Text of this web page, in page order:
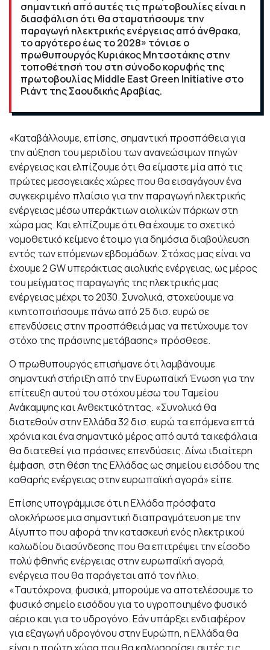
σημαντική από αυτές τις πρωτοβουλίες είναι η
διασφάλιση ότι θα σταματήσουμε την
παραγωγή ηλεκτρικής ενέργειας από άνθρακα,
το αργότερο έως το 2028» τόνισε ο
πρωθυπουργός Κυριάκος Μητσοτάκης στην
τοποθέτησή του στη σύνοδο κορυφής της
πρωτοβουλίας Middle East Green Initiative στο
Ριάντ της Σαουδικής Αραβίας.
«Καταβάλλουμε, επίσης, σημαντική προσπάθεια για
την αύξηση του μεριδίου των ανανεώσιμων πηγών
ενέργειας και ελπίζουμε ότι θα είμαστε μία από τις
πρώτες μεσογειακές χώρες που θα εισαγάγουν ένα
συγκεκριμένο πλαίσιο για την παραγωγή ηλεκτρικής
ενέργειας μέσω υπεράκτιων αιολικών πάρκων στη
χώρα μας. Και ελπίζουμε ότι θα έχουμε το σχετικό
νομοθετικό κείμενο έτοιμο για δημόσια διαβούλευση
εντός των επόμενων εβδομάδων. Στόχος μας είναι να
έχουμε 2 GW υπεράκτιας αιολικής ενέργειας, ως μέρος
του μείγματος παραγωγής της ηλεκτρικής μας
ενέργειας μέχρι το 2030. Συνολικά, στοχεύουμε να
κινητοποιήσουμε πάνω από 25 δισ. ευρώ σε
επενδύσεις στην προσπάθειά μας να πετύχουμε τον
στόχο της πράσινης μετάβασης» πρόσθεσε.
Ο πρωθυπουργός επισήμανε ότι λαμβάνουμε
σημαντική στήριξη από την Ευρωπαϊκή Ένωση για την
επίτευξη αυτού του στόχου μέσω του Ταμείου
Ανάκαμψης και Ανθεκτικότητας. «Συνολικά θα
διατεθούν στην Ελλάδα 32 δισ. ευρώ τα επόμενα επτά
χρόνια και ένα σημαντικό μέρος από αυτά τα κεφάλαια
θα διατεθεί για πράσινες επενδύσεις. Δίνω ιδιαίτερη
έμφαση, στη θέση της Ελλάδας ως σημείου εισόδου της
καθαρής ενέργειας στην ευρωπαϊκή αγορά» είπε.
Επίσης υπογράμμισε ότι η Ελλάδα πρόσφατα
ολοκλήρωσε μια σημαντική διαπραγμάτευση με την
Αίγυπτο που αφορά την κατασκευή ενός ηλεκτρικού
καλωδίου διασύνδεσης που θα επιτρέψει την είσοδο
πολύ φθηνής ενέργειας στην ευρωπαϊκή αγορά,
ενέργεια που θα παράγεται από τον ήλιο.
«Ταυτόχρονα, φυσικά, μπορούμε να αποτελέσουμε το
φυσικό σημείο εισόδου για το υγροποιημένο φυσικό
αέριο και για το υδρογόνο. Εάν υπάρξει ενδιαφέρον
για εξαγωγή υδρογόνου στην Ευρώπη, η Ελλάδα θα